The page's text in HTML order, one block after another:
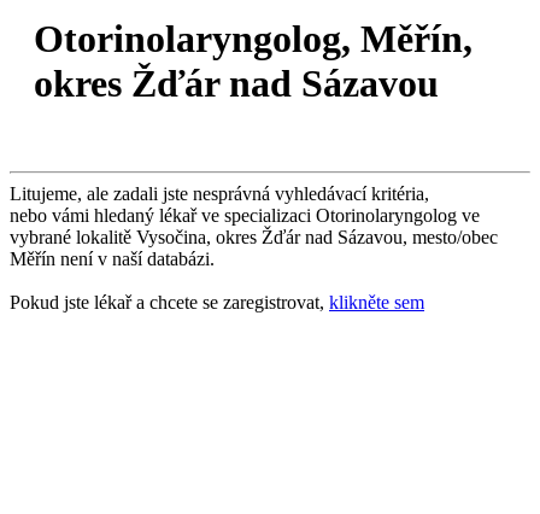
Otorinolaryngolog, Měřín,
okres Žďár nad Sázavou
Litujeme, ale zadali jste nesprávná vyhledávací kritéria,
nebo vámi hledaný lékař ve specializaci Otorinolaryngolog ve
vybrané lokalitě Vysočina, okres Žďár nad Sázavou, mesto/obec
Měřín není v naší databázi.
Pokud jste lékař a chcete se zaregistrovat, klikněte sem